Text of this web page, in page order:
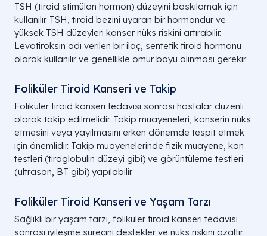
TSH (tiroid stimülan hormon) düzeyini baskılamak için
kullanılır. TSH, tiroid bezini uyaran bir hormondur ve
yüksek TSH düzeyleri kanser nüks riskini artırabilir.
Levotiroksin adı verilen bir ilaç, sentetik tiroid hormonu
olarak kullanılır ve genellikle ömür boyu alınması gerekir.
Foliküler Tiroid Kanseri ve Takip
Foliküler tiroid kanseri tedavisi sonrası hastalar düzenli
olarak takip edilmelidir. Takip muayeneleri, kanserin nüks
etmesini veya yayılmasını erken dönemde tespit etmek
için önemlidir. Takip muayenelerinde fizik muayene, kan
testleri (tiroglobulin düzeyi gibi) ve görüntüleme testleri
(ultrason, BT gibi) yapılabilir.
Foliküler Tiroid Kanseri ve Yaşam Tarzı
Sağlıklı bir yaşam tarzı, foliküler tiroid kanseri tedavisi
sonrası iyileşme sürecini destekler ve nüks riskini azaltır.